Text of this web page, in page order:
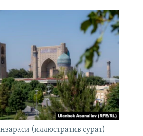
(иллюстратив сурат)